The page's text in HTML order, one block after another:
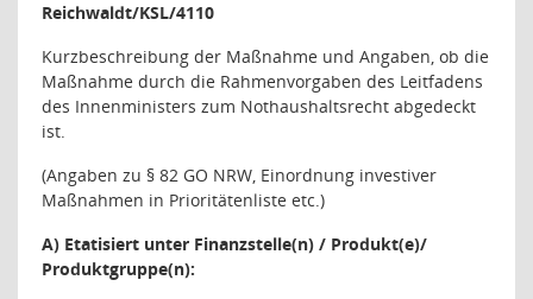
Reichwaldt/KSL/4110
Kurzbeschreibung der Maßnahme und Angaben, ob die
Maßnahme durch die Rahmenvorgaben des Leitfadens
des Innenministers zum Nothaushaltsrecht abgedeckt
ist.
(Angaben zu § 82 GO NRW, Einordnung investiver
Maßnahmen in Prioritätenliste etc.)
A) Etatisiert unter Finanzstelle(n) / Produkt(e)/
Produktgruppe(n):